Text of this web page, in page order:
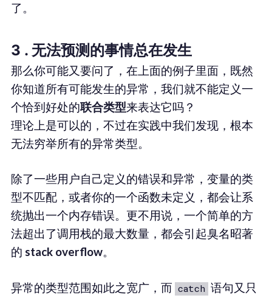
了。
3 . 无法预测的事情总在发生
那么你可能又要问了，在上面的例子里面，既然
你知道所有可能发生的异常，我们就不能定义一
个恰到好处的联合类型来表达它吗？
理论上是可以的，不过在实践中我们发现，根本
无法穷举所有的异常类型。
除了一些用户自己定义的错误和异常，变量的类
型不匹配，或者你的一个函数未定义，都会让系
统抛出一个内存错误。更不用说，一个简单的方
法超出了调用栈的最大数量，都会引起臭名昭著
的 stack overflow。
异常的类型范围如此之宽广，而 catch 语句又只